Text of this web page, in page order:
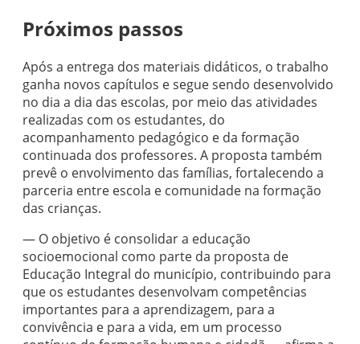
Próximos passos
Após a entrega dos materiais didáticos, o trabalho
ganha novos capítulos e segue sendo desenvolvido
no dia a dia das escolas, por meio das atividades
realizadas com os estudantes, do
acompanhamento pedagógico e da formação
continuada dos professores. A proposta também
prevê o envolvimento das famílias, fortalecendo a
parceria entre escola e comunidade na formação
das crianças.
— O objetivo é consolidar a educação
socioemocional como parte da proposta de
Educação Integral do município, contribuindo para
que os estudantes desenvolvam competências
importantes para a aprendizagem, para a
convivência e para a vida, em um processo